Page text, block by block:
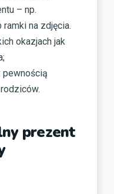
– np.
na zdjęcia.
okazjach jak
prezent